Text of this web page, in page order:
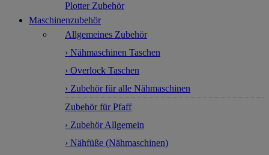
Plotter Zubehör
Maschinenzubehör
Allgemeines Zubehör
› Nähmaschinen Taschen
› Overlock Taschen
› Zubehör für alle Nähmaschinen
Zubehör für Pfaff
› Zubehör Allgemein
› Nähfüße (Nähmaschinen)